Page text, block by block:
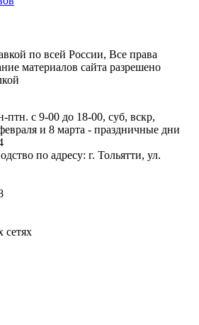
по всей России, Все права
материалов сайта разрешено
с 9-00 до 18-00, суб, вскр,
и 8 марта - праздничные дни
по адресу: г. Тольятти, ул.